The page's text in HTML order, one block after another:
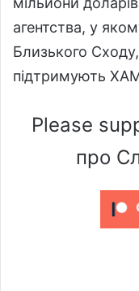
агентства, у
Близького Сходу,
підтримують
Please
про